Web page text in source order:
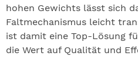
hohen Gewichts lässt sich
Faltmechanismus leicht
ist damit eine Top-Lösung
die Wert auf Qualität und